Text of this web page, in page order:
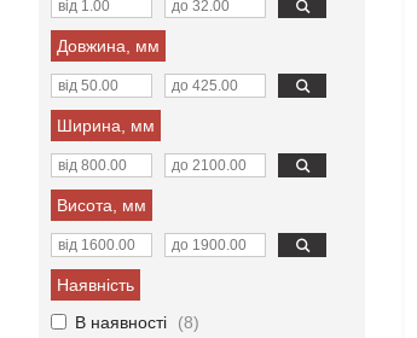
Довжина, мм
Ширина, мм
Висота, мм
Наявність
В наявності
8